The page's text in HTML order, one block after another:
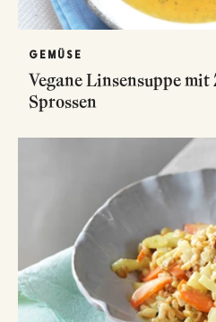
GEMÜSE
Vegane Linsensuppe
Sprossen